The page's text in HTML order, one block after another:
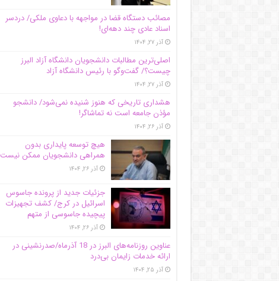
مصائب دستگاه قضا در مواجهه با دعاوی ملکی/ دردسر
اسناد عادی چند‌ دهه‌ای!
آذر ۲۷, ۱۴۰۴
اصلی‌ترین مطالبات دانشجویان دانشگاه آزاد البرز
چیست؟/ گفت‌وگو با رئیس دانشگاه آز‌اد
آذر ۲۷, ۱۴۰۴
هشداری تاریخی که هنوز شنیده نمی‌شود/ دانشجو
مؤذن جامعه است نه تماشاگر!
آذر ۲۶, ۱۴۰۴
هیچ توسعه پایداری بدون
همراهی دانشجویان ممکن نیست
آذر ۲۶, ۱۴۰۴
جزئیات جدید از پرونده جاسوس
اسرائیل در کرج/‌ کشف تجهیزات
پیچیده جاسوسی از متهم
آذر ۲۶, ۱۴۰۴
عناوین روزنامه‌های البرز در ‌18 آذرماه/صدرنشینی در
ارائه خدمات زایمان بی‌درد
آذر ۲۵, ۱۴۰۴